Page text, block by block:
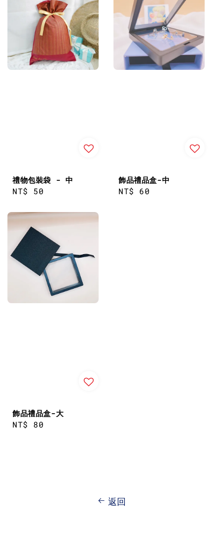
禮物包裝袋 - 中
Regular
NT$ 50
飾品禮品盒-中
Regular
NT$ 60
飾品禮品盒-大
Regular
NT$ 80
返回